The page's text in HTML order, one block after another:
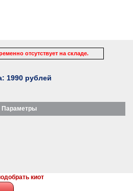
отсутствует на складе.
1990 рублей
Параметры
киот